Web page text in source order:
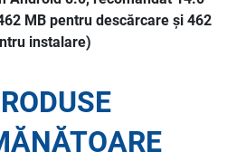
MB pentru descărcare și 462
instalare)